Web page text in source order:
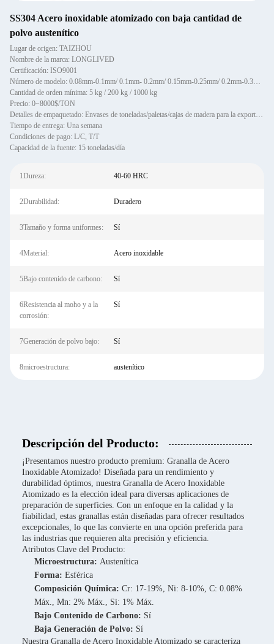
SS304 Acero inoxidable atomizado con baja cantidad de
polvo austenítico
Lugar de origen: TAIZHOU
Nombre de la marca: LONGLIVED
Certificación: ISO9001
Número de modelo: 0.08mm-0.1mm/ 0.1mm- 0.2mm/ 0.15mm-0.25mm/ 0.2mm-0.3mm/ 0.4mm- 0.5mm/ 0.5mm-0.6mm
Cantidad de orden mínima: 5 kg / 200 kg / 1000 kg
Precio: 0~8000$/TON
Detalles de empaquetado: Envases de toneladas/paletas/cajas de madera para la exportación/personalizados
Tiempo de entrega: Una semana
Condiciones de pago: L/C, T/T
Capacidad de la fuente: 15 toneladas/día
1Dureza: 40-60 HRC
2Durabilidad: Duradero
3Tamaño y forma uniformes: Sí
4Material: Acero inoxidable
5Bajo contenido de carbono: Sí
6Resistencia al moho y a la
corrosión:
Sí
7Generación de polvo bajo: Sí
8microestructura: austenítico
Descripción del Producto:
¡Presentamos nuestro producto premium: Granalla de Acero
Inoxidable Atomizado! Diseñada para un rendimiento y
durabilidad óptimos, nuestra Granalla de Acero Inoxidable
Atomizado es la elección ideal para diversas aplicaciones de
preparación de superficies. Con un enfoque en la calidad y la
fiabilidad, estas granallas están diseñadas para ofrecer resultados
excepcionales, lo que las convierte en una opción preferida para
las industrias que requieren alta precisión y eficiencia.
Atributos Clave del Producto:
Microestructura: Austenítica
Forma: Esférica
Composición Química: Cr: 17-19%, Ni: 8-10%, C: 0.08%
Máx., Mn: 2% Máx., Si: 1% Máx.
Bajo Contenido de Carbono: Sí
Baja Generación de Polvo: Sí
Nuestra Granalla de Acero Inoxidable Atomizado se caracteriza